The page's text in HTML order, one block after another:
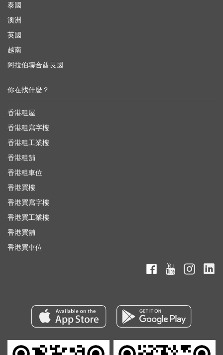
泰國
澳洲
英國
越南
阿拉伯聯合酋長國
你在找什麼？
香港租屋
香港租寫字樓
香港租工業樓
香港租舖
香港租車位
香港買樓
香港買寫字樓
香港買工業樓
香港買舖
香港買車位